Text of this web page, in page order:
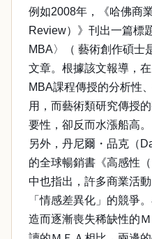
例如2008年，《哈佛商
Review）》刊出一篇標
MBA〉（ 藝術創作碩士
文章。根據該文報導，
MBA課程傳授的分析性
用，而藝術類研究傳授
要性，卻反而水漲船高。
另外，丹尼爾・品克（
的全球暢銷書《高感性
中也指出，許多商業活
「情感差異化」的競爭
造而逐漸喪失稀缺性的